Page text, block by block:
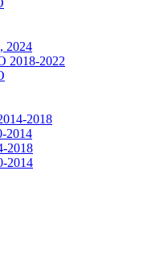
2024
2018-2022
2018
2014
2018
2014